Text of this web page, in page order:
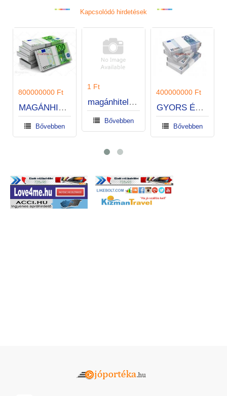
Kapcsolódó hirdetések
400000000 Ft
GYORS ÉS EXPRESSZ KÖLCSÖNÖK
220 Ft
megbízható hitelajánlat
Bővebben